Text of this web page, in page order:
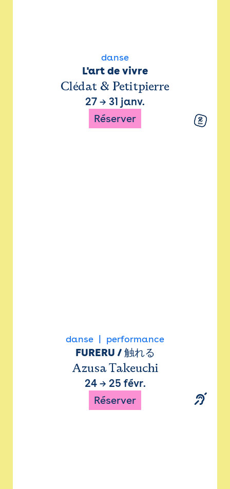
danse
L'art de vivre
Clédat & Petitpierre
27 → 31 janv.
Réserver
danse performance
FURERU / 触れる
Azusa Takeuchi
24→ 25 févr.
Réserver